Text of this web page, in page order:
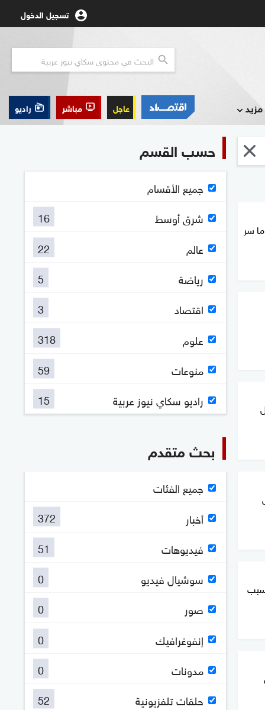
تسجيل الدخول
مزيد عاجل مباشر راديو
سر
حسب القسم
جميع الأقسام
شرق أوسط
16
عالم
22
رياضة
5
اقتصاد
3
علوم
318
منوعات
59
راديو سكاي نيوز عربية
15
بحث متقدم
جميع الفئات
أخبار
372
فيديوهات
51
سوشيال فيديو
0
صور
0
إنفوغرافيك
0
مدونات
0
حلقات تلفزيونية
52